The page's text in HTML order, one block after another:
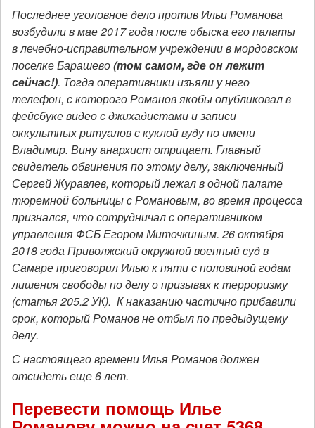
Последнее уголовное дело против Ильи Романова
возбудили в мае 2017 года после обыска его палаты
в лечебно-исправительном учреждении в мордовском
поселке Барашево(том самом, где он лежит
сейчас!). Тогда оперативники изъяли у него
телефон, с которого Романов якобы опубликовал в
фейсбуке видео с джихадистами и записи
оккультных ритуалов с куклой вуду по имени
Владимир. Вину анархист отрицает. Главный
свидетель обвинения по этому делу, заключенный
Сергей Журавлев, который лежал в одной палате
тюремной больницы с Романовым, во время процесса
признался, что сотрудничал с оперативником
управления ФСБ Егором Миточкиным. 26 октября
2018 года Приволжский окружной военный суд в
Самаре приговорил Илью к пяти с половиной годам
лишения свободы по делу о призывах к терроризму
(статья 205.2 УК). К наказанию частично прибавили
срок, который Романов не отбыл по предыдущему
делу.
С настоящего времени Илья Романов должен
отсидеть еще 6 лет.
Перевести помощь Илье